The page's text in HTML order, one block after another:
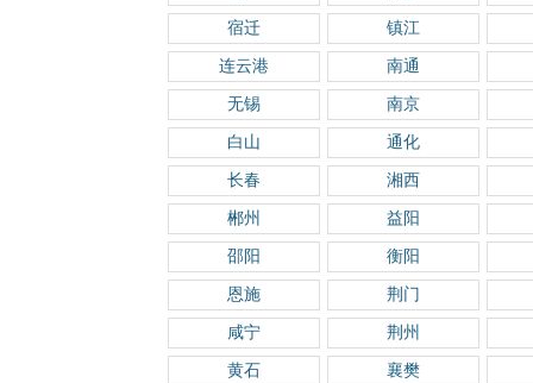
宿迁 镇江
连云港 南通
无锡 南京
白山 通化
长春 湘西
郴州 益阳
邵阳 衡阳
恩施 荆门
咸宁 荆州
黄石 襄樊